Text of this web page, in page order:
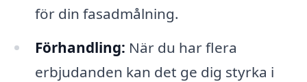
för din fasadmålning.
Förhandling: När du har flera
erbjudanden kan det ge dig styrka i